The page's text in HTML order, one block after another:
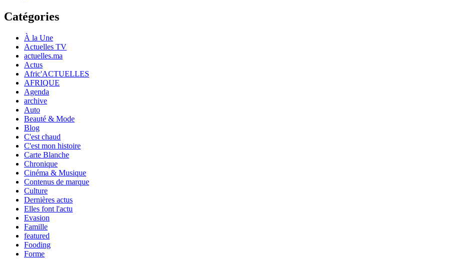
Catégories
À la Une
Actuelles TV
actuelles.ma
Actus
Afric'ACTUELLES
AFRIQUE
Agenda
archive
Auto
Beauté & Mode
Blog
C'est chaud
C'est mon histoire
Carte Blanche
Chronique
Cinéma & Musique
Contenus de marque
Culture
Dernières actus
Elles font l'actu
Evasion
Famille
featured
Fooding
Forme